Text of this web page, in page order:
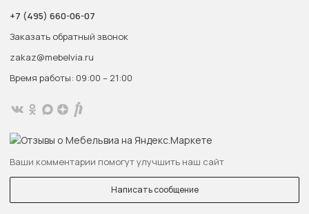
+7 (495) 660-06-07
Заказать обратный звонок
zakaz@mebelvia.ru
Время работы: 09:00 – 21:00
Ваши комментарии помогут улучшить наш сайт
Написать сообщение